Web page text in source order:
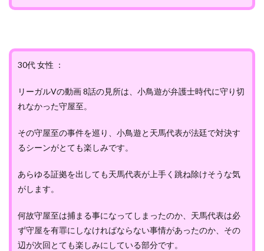
30代 女性 ：
リーガルVの動画 8話の見所は、小鳥遊が弁護士時代に守り切
れなかった守屋至。
その守屋至の事件を巡り、小鳥遊と天馬代表が法廷で対決す
るシーンがとても楽しみです。
あらゆる証拠を出しても天馬代表が上手く跳ね除けそうな気
がします。
何故守屋至は捕まる事になってしまったのか、天馬代表は必
ず守屋を有罪にしなければならない事情があったのか、その
辺が次回とても楽しみにしている部分です。